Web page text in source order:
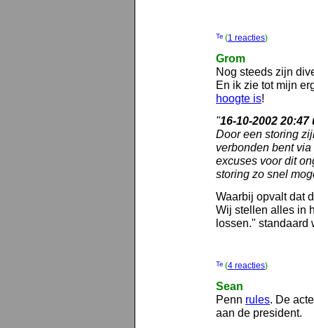
(1 reacties)
Grom
Nog steeds zijn
En ik zie tot mijn
hoogte is!
"16-10-2002
Door een storing
verbonden bent
excuses voor dit
storing zo snel
Waarbij opvalt dat
Wij stellen alles in
lossen." standaard
(4 reacties)
Sean
Penn rules. De
aan de president.